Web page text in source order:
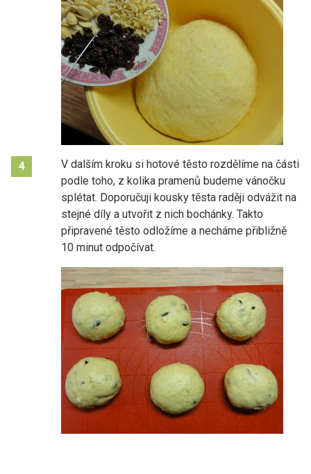
4
V dalším kroku si hotové těsto rozdělíme na části
podle toho, z kolika pramenů budeme vánočku
splétat. Doporučuji kousky těsta raději odvážit na
stejné díly a utvořit z nich bochánky. Takto
připravené těsto odložíme a necháme přibližně
10 minut odpočívat.